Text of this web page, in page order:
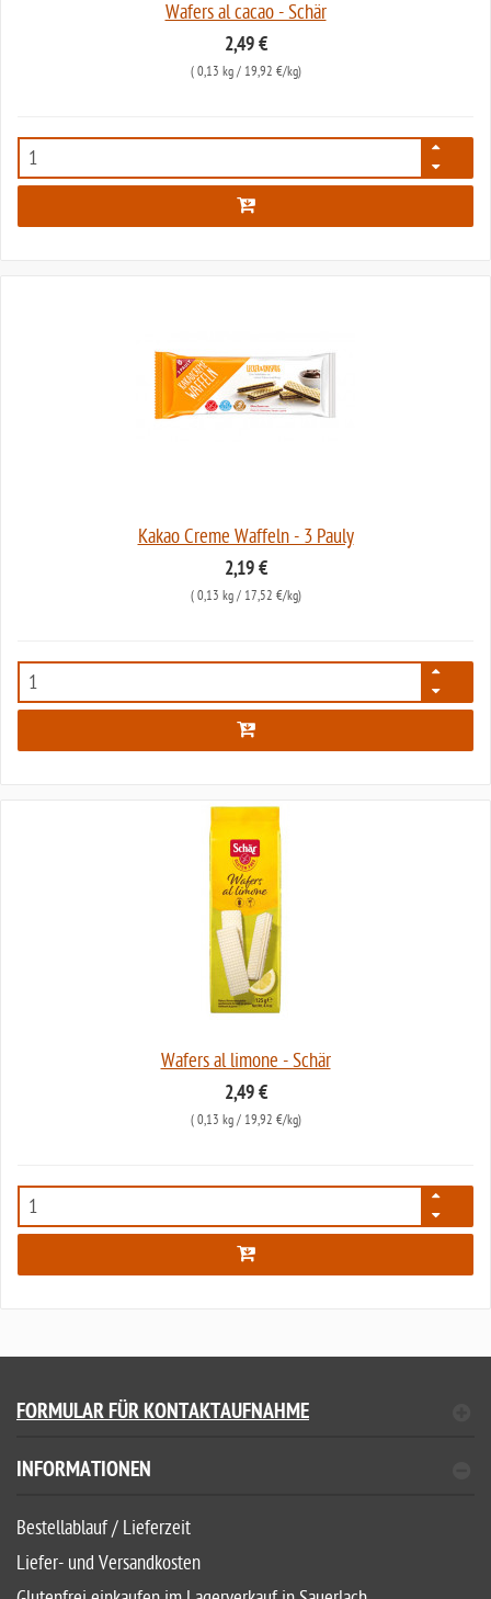
Wafers al cacao - Schär
2,49 €
( 0,13 kg/ 19,92 €/kg)
85
Kakao Creme Waffeln - 3 Pauly
2,19 €
( 0,13 kg/ 17,52 €/kg)
2146
Wafers al limone - Schär
2,49 €
( 0,13 kg/ 19,92 €/kg)
2330
FORMULAR FÜR KONTAKTAUFNAHME
INFORMATIONEN
Bestellablauf / Lieferzeit
Liefer- und Versandkosten